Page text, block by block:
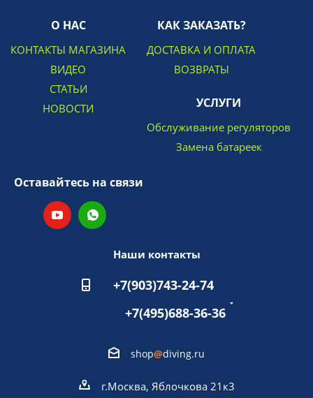
О НАС
КОНТАКТЫ МАГАЗИНА
ВИДЕО
СТАТЬИ
НОВОСТИ
КАК ЗАКАЗАТЬ?
ДОСТАВКА И ОПЛАТА
ВОЗВРАТЫ
УСЛУГИ
Обслуживание регуляторов
Замена батареек
Оставайтесь на связи
Наши контакты
+7(903)743-24-74
+7(495)688-36-36
shop@diving.ru
г.Москва, Яблочкова 21к3